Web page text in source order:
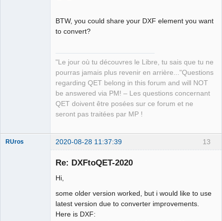
BTW, you could share your DXF element you want
to convert?
"Le jour où tu découvres le Libre, tu sais que tu ne
pourras jamais plus revenir en arrière..."Questions
regarding QET belong in this forum and will NOT
be answered via PM! – Les questions concernant
QET doivent être posées sur ce forum et ne
seront pas traitées par MP !
13
RUros 2020-08-28 11:37:39
Re: DXFtoQET-2020
Hi,
some older version worked, but i would like to use
latest version due to converter improvements.
Here is DXF: